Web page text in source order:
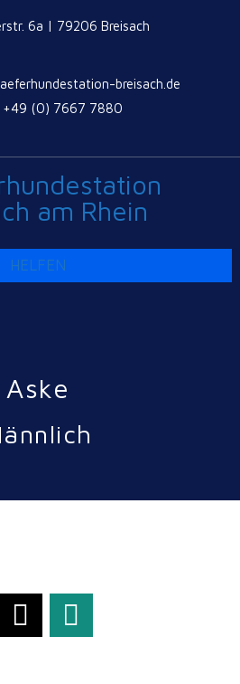
6a | 79206 Breisach
breisach.de
+49 (0) 7667 7880
am Rhein
HELFEN
Aske